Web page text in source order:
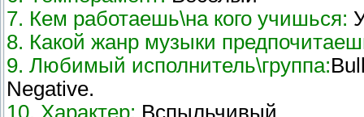
7. Кем работаешь\на кого учишься:
8. Какой жанр музыки
9. Любимый исполнитель\группа:
Negative.
10. Характер: Вспыльчивый